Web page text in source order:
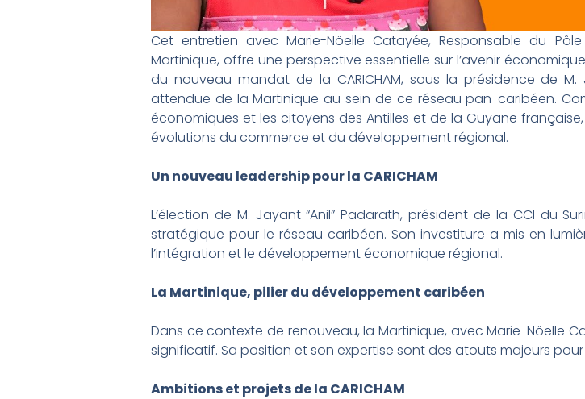
Cet entretien avec Marie-Nöelle Catayée, Responsable du
Martinique, offre une perspective essentielle sur l’avenir
du nouveau mandat de la CARICHAM, sous la présidence de
attendue de la Martinique au sein de ce réseau pan-caribéen.
économiques et les citoyens des Antilles et de la Guyane
évolutions du commerce et du développement régional.
Un nouveau leadership pour la CARICHAM
L’élection de M. Jayant “Anil” Padarath, président de la CCI du
stratégique pour le réseau caribéen. Son investiture a mis en
l’intégration et le développement économique régional.
La Martinique, pilier du développement caribéen
Dans ce contexte de renouveau, la Martinique, avec Marie-Nöelle
significatif. Sa position et son expertise sont des atouts majeurs pour
Ambitions et projets de la CARICHAM